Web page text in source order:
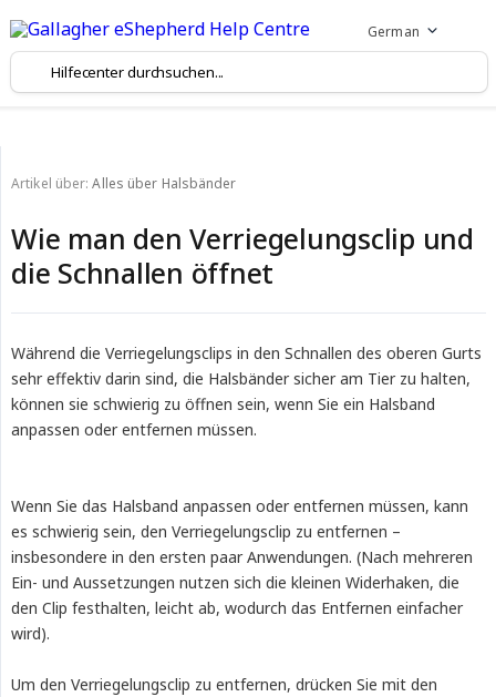
German
Artikel über: Alles über Halsbänder
Wie man den Verriegelungsclip und
die Schnallen öffnet
Während die Verriegelungsclips in den Schnallen des oberen Gurts
sehr effektiv darin sind, die Halsbänder sicher am Tier zu halten,
können sie schwierig zu öffnen sein, wenn Sie ein Halsband
anpassen oder entfernen müssen.
Wenn Sie das Halsband anpassen oder entfernen müssen, kann
es schwierig sein, den Verriegelungsclip zu entfernen –
insbesondere in den ersten paar Anwendungen. (Nach mehreren
Ein- und Aussetzungen nutzen sich die kleinen Widerhaken, die
den Clip festhalten, leicht ab, wodurch das Entfernen einfacher
wird).
Um den Verriegelungsclip zu entfernen, drücken Sie mit den